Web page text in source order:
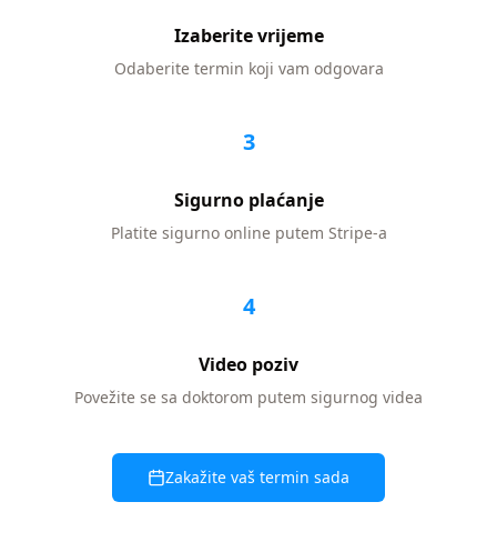
Izaberite vrijeme
Odaberite termin koji vam odgovara
3
Sigurno plaćanje
Platite sigurno online putem Stripe-a
4
Video poziv
Povežite se sa doktorom putem sigurnog videa
Zakažite vaš termin sada